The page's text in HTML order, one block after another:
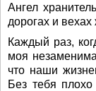
Ангел
дорогах и
Каждый раз,
моя
что наши
Без тебя